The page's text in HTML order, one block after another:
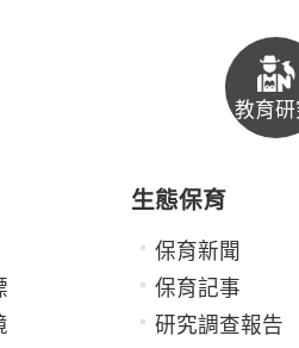
教育
生態保育
保育新聞
保育記事
研究調查報告